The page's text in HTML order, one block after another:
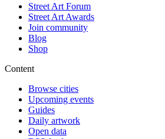
Street Art Forum
Street Art Awards
Join community
Blog
Shop
Content
Browse cities
Upcoming events
Guides
Daily artwork
Open data